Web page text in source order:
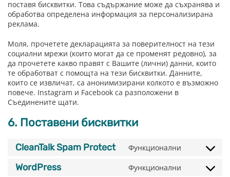
поставя бисквитки. Това съдържание може да съхранява и
обработва определена информация за персонализирана
реклама.
Моля, прочетете декларацията за поверителност на тези
социални мрежи (които могат да се променят редовно), за
да прочетете какво правят с Вашите (лични) данни, които
те обработват с помощта на тези бисквитки. Данните,
които се извличат, са анонимизирани колкото е възможно
повече. Instagram и Facebook са разположени в
Съединените щати.
6. Поставени бисквитки
CleanTalk Spam Protect Функционални
Consent
service
WordPress Функционални
Consent